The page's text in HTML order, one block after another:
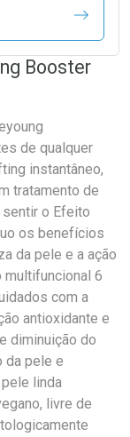
Booster
de qualquer
instantâneo,
tratamento de
sentir o Efeito
os benefícios
da pele e a ação
multifuncional 6
com a
antioxidante e
diminuição do
da pele e
linda
livre de